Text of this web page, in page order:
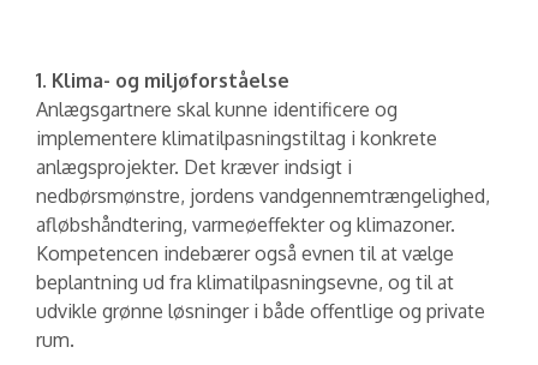
1. Klima- og miljøforståelse
Anlægsgartnere skal kunne identificere og
implementere klimatilpasningstiltag i konkrete
anlægsprojekter. Det kræver indsigt i
nedbørsmønstre, jordens vandgennemtrængelighed,
afløbshåndtering, varmeøeffekter og klimazoner.
Kompetencen indebærer også evnen til at vælge
beplantning ud fra klimatilpasningsevne, og til at
udvikle grønne løsninger i både offentlige og private
rum.